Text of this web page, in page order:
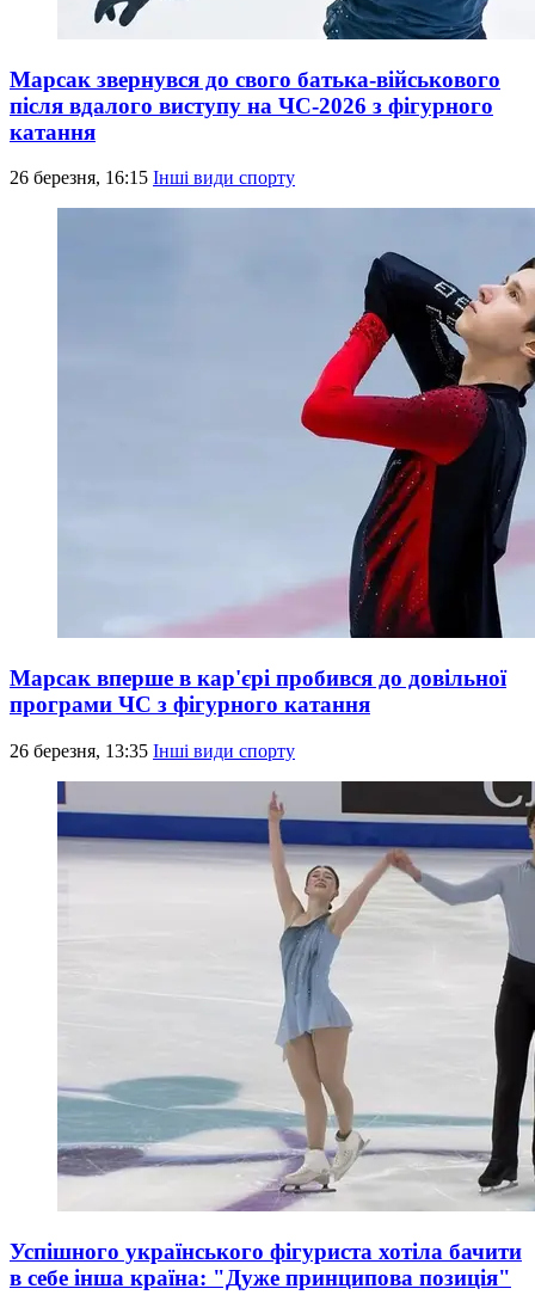
Марсак звернувся до свого батька-військового
після вдалого виступу на ЧС-2026 з фігурного
катання
26 березня, 16:15 Інші види спорту
Марсак вперше в кар'єрі пробився до довільної
програми ЧС з фігурного катання
26 березня, 13:35 Інші види спорту
Успішного українського фігуриста хотіла бачити
в себе інша країна: "Дуже принципова позиція"